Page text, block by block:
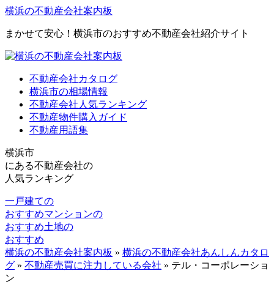
横浜の不動産会社案内板
まかせて安心！横浜市のおすすめ不動産会社紹介サイト
不動産会社カタログ
横浜市の相場情報
不動産会社人気ランキング
不動産物件購入ガイド
不動産用語集
横浜市
にある不動産会社の
人気ランキング
一戸建ての
おすすめマンションの
おすすめ土地の
おすすめ
横浜の不動産会社案内板 » 横浜の不動産会社あんしんカタロ
グ » 不動産売買に注力している会社 » テル・コーポレーショ
ン